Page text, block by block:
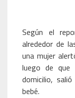
Según el
alrededor de
una mujer
luego de
domicilio,
bebé.